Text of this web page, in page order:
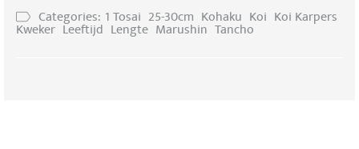
Categories: 1 Tosai 25-30cm Kohaku Koi Koi Karpers
Kweker Leeftijd Lengte Marushin Tancho